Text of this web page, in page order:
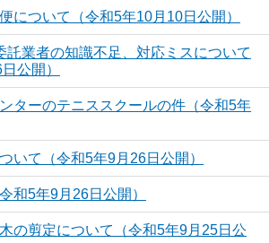
について（令和5年10月10日公開）
託業者の知識不足、対応ミスについて
公開）
ターのテニススクールの件（令和5年
いて（令和5年9月26日公開）
和5年9月26日公開）
の剪定について（令和5年9月25日公